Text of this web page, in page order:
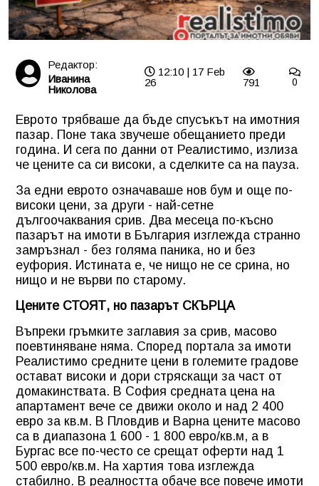
Редактор:
Иванина
Николова
12:10 | 17 Feb
26
791 0
Еврото трябваше да бъде спусъкът на имотния
пазар. Поне така звучеше обещанието преди
година. И сега по данни от Реалистимо, излиза
че цените са си високи, а сделките са на пауза.
За едни еврото означаваше нов бум и още по-
високи цени, за други - най-сетне
дългоочаквания срив. Два месеца по-късно
пазарът на имоти в България изглежда странно
замръзнал - без голяма паника, но и без
еуфория. Истината е, че нищо не се срина, но
нищо и не върви по старому.
Цените СТОЯТ, но пазарът СКЪРЦА
Въпреки гръмките заглавия за срив, масово
поевтиняване няма. Според портала за имоти
Реалистимо средните цени в големите градове
остават високи и дори стряскащи за част от
домакинствата. В София средната цена на
апартамент вече се движи около и над 2 400
евро за кв.м. В Пловдив и Варна цените масово
са в диапазона 1 600 - 1 800 евро/кв.м, а в
Бургас все по-често се срещат оферти над 1
500 евро/кв.м. На хартия това изглежда
стабилно. В реалността обаче все повече имоти